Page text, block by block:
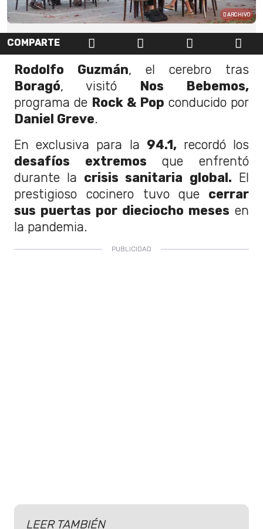
ARCHIVO
COMPARTE
Rodolfo Guzmán, el cerebro tras
Boragó, visitó Nos Bebemos,
programa de Rock & Pop conducido por
Daniel Greve.
En exclusiva para la 94.1,recordó los
desafíos extremos que enfrentó
durante la crisis sanitaria global. El
prestigioso cocinero tuvo que cerrar
sus puertas por dieciocho meses en
la pandemia.
LEER TAMBIÉN